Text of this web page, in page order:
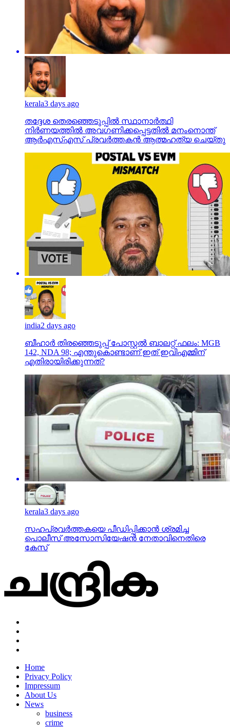
kerala3 days ago
തദ്ദേശ തെരഞ്ഞെടുപ്പില്‍ സ്ഥാനാര്‍ത്ഥി
നിര്‍ണയത്തില്‍ അവഗണിക്കപ്പെട്ടതില്‍ മനംനൊന്ത്
ആര്‍എസ്എസ് പ്രവര്‍ത്തകന്‍ ആത്മഹത്യ ചെയ്തു
india2 days ago
ബീഹാർ തിരഞ്ഞെടുപ്പ് പോസ്റ്റൽ ബാലറ്റ് ഫലം: MGB
142, NDA 98; എന്തുകൊണ്ടാണ് ഇത് ഇവിഎമ്മിന്
എതിരായിരിക്കുന്നത്?
kerala3 days ago
സഹപ്രവര്‍ത്തകയെ പീഡിപ്പിക്കാന്‍ ശ്രമിച്ച
പൊലീസ് അസോസിയേഷന്‍ നേതാവിനെതിരെ
കേസ്
Home
Privacy Policy
Impressum
About Us
News
business
crime